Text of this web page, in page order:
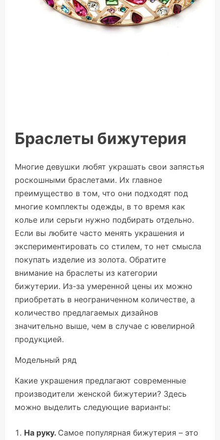
Браслеты бижутерия
Многие девушки любят украшать свои запястья
роскошными браслетами. Их главное
преимущество в том, что они подходят под
многие комплекты одежды, в то время как
колье или серьги нужно подбирать отдельно.
Если вы любите часто менять украшения и
экспериментировать со стилем, то нет смысла
покупать изделие из золота. Обратите
внимание на браслеты из категории
бижутерии. Из-за умеренной цены их можно
приобретать в неограниченном количестве, а
количество предлагаемых дизайнов
значительно выше, чем в случае с ювелирной
продукцией.
Модельный ряд
Какие украшения предлагают современные
производители женской бижутерии? Здесь
можно выделить следующие варианты:
На руку. Самое популярная бижутерия – это